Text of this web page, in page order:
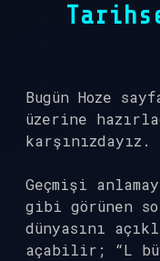
Bugün Hoze
üzerine
karşınızdayız.
Geçmişi
gibi görünen
dünyasını
açabilir; “L